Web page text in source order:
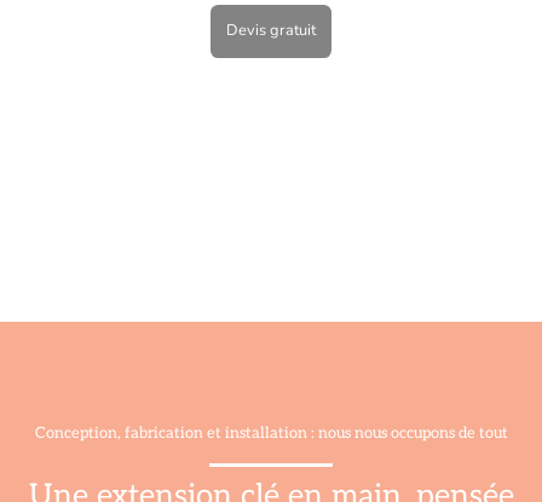
Devis gratuit
Conception, fabrication et installation : nous nous occupons de tout